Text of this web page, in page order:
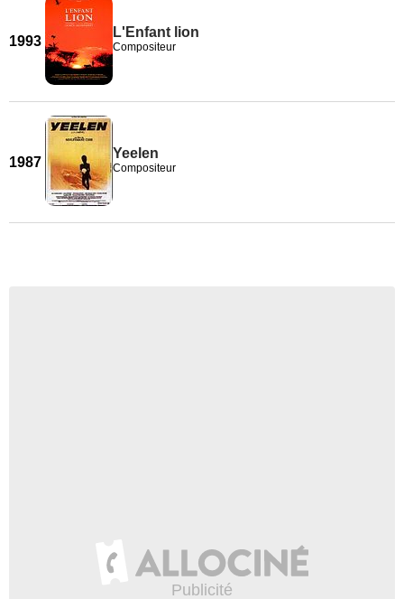
1993
L'Enfant lion
Compositeur
1987
Yeelen
Compositeur